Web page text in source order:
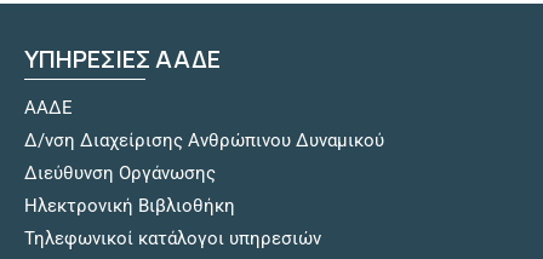
ΥΠΗΡΕΣΙΕΣ ΑΑΔΕ
ΑΑΔΕ
Δ/νση Διαχείρισης Ανθρώπινου Δυναμικού
Διεύθυνση Οργάνωσης
Hλεκτρονική Βιβλιοθήκη
Τηλεφωνικοί κατάλογοι υπηρεσιών